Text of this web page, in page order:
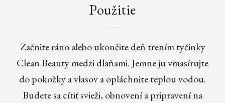
Použitie
Začnite ráno alebo ukončite deň trením tyčinky
Clean Beauty medzi dlaňami. Jemne ju vmasírujte
do pokožky a vlasov a opláchnite teplou vodou.
Budete sa cítiť svieži, obnovení a pripravení na